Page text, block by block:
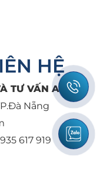
HỆ
TƯ VẤN ACA
Nẵng
617 919